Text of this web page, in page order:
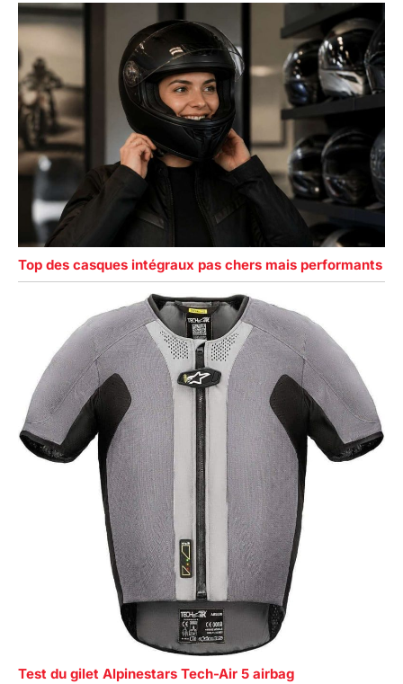
Top des casques intégraux pas chers mais performants
Test du gilet Alpinestars Tech-Air 5 airbag